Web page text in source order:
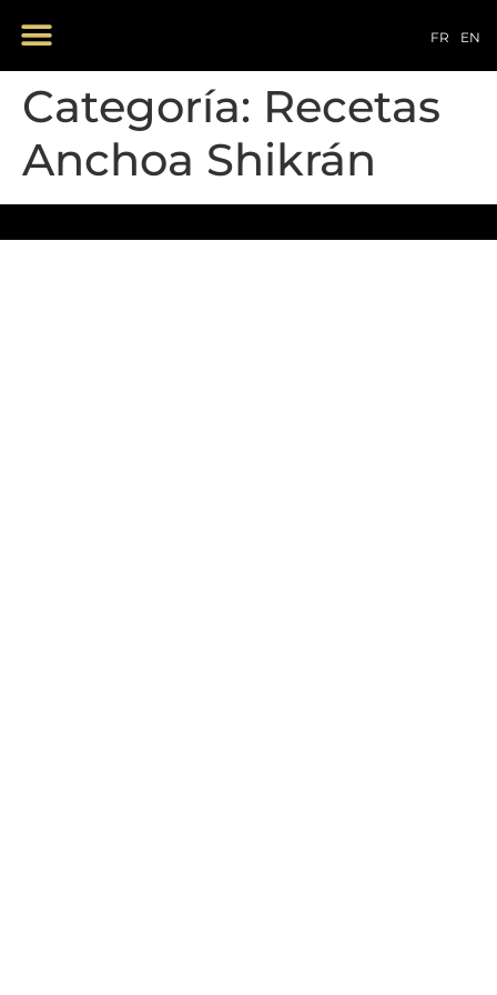
FR EN
Categoría: Recetas
Anchoa Shikrán